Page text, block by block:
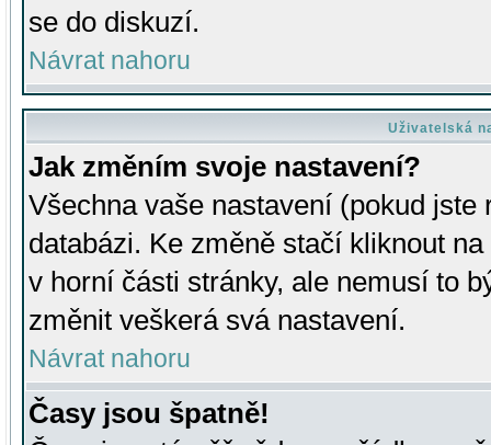
se do diskuzí.
Návrat nahoru
Uživatelská
Jak změním svoje nastavení?
Všechna vaše nastavení (pokud
databázi. Ke změně stačí kliknout
v horní části stránky, ale nemusí to
změnit veškerá svá nastavení.
Návrat nahoru
Časy jsou špatně!